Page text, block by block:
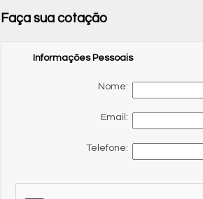
Faça sua cotação
Informações Pessoais
Nome:
Email:
Telefone: